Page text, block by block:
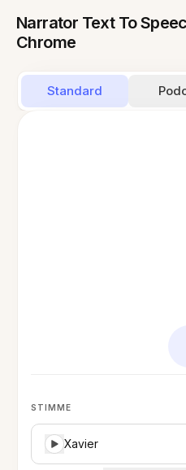
Narrator Text To
Chrome
Standard
STIMME
Xavier